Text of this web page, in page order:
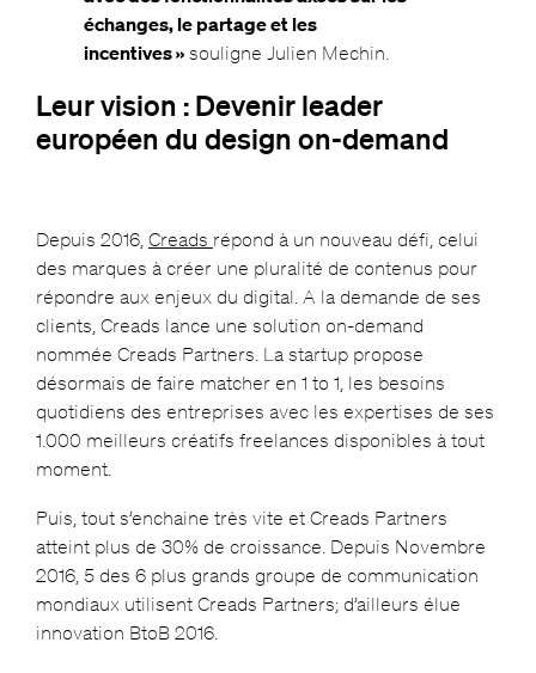
échanges, le partage et les
incentives »souligne Julien Mechin.
Leur vision : Devenir leader
européen du design on-demand
Depuis 2016, Creads répond à un nouveau défi, celui
des marques à créer une pluralité de contenus pour
répondre aux enjeux du digital. A la demande de ses
clients, Creads lance une solution on-demand
nommée Creads Partners. La startup propose
désormais de faire matcher en 1 to 1, les besoins
quotidiens des entreprises avec les expertises de ses
1.000 meilleurs créatifs freelances disponibles à tout
moment.
Puis, tout s’enchaine très vite et Creads Partners
atteint plus de 30% de croissance. Depuis Novembre
2016, 5 des 6 plus grands groupe de communication
mondiaux utilisent Creads Partners; d’ailleurs élue
innovation BtoB 2016.